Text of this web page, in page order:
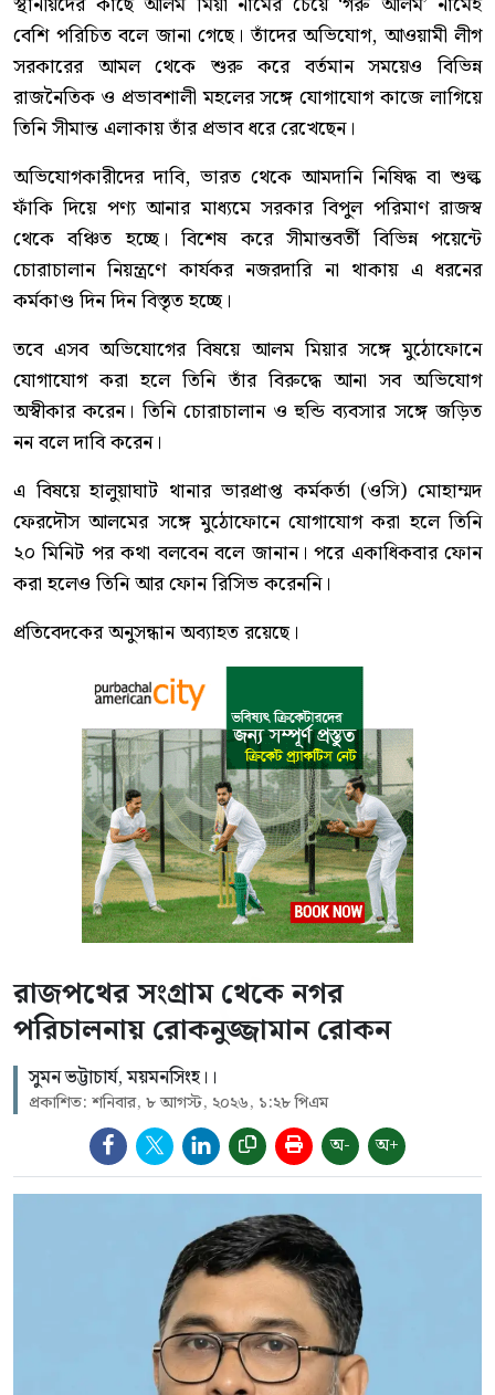
বেশি পরিচিত বলে জানা গেছে। তাঁদের অভিযোগ, আওয়ামী লীগ
সরকারের আমল থেকে শুরু করে বর্তমান সময়েও বিভিন্ন
রাজনৈতিক ও প্রভাবশালী মহলের সঙ্গে যোগাযোগ কাজে লাগিয়ে
তিনি সীমান্ত এলাকায় তাঁর প্রভাব ধরে রেখেছেন।
অভিযোগকারীদের দাবি, ভারত থেকে আমদানি নিষিদ্ধ বা শুল্ক
ফাঁকি দিয়ে পণ্য আনার মাধ্যমে সরকার বিপুল পরিমাণ রাজস্ব
থেকে বঞ্চিত হচ্ছে। বিশেষ করে সীমান্তবর্তী বিভিন্ন পয়েন্টে
চোরাচালান নিয়ন্ত্রণে কার্যকর নজরদারি না থাকায় এ ধরনের
কর্মকাণ্ড দিন দিন বিস্তৃত হচ্ছে।
তবে এসব অভিযোগের বিষয়ে আলম মিয়ার সঙ্গে মুঠোফোনে
যোগাযোগ করা হলে তিনি তাঁর বিরুদ্ধে আনা সব অভিযোগ
অস্বীকার করেন। তিনি চোরাচালান ও হুন্ডি ব্যবসার সঙ্গে জড়িত
নন বলে দাবি করেন।
এ বিষয়ে হালুয়াঘাট থানার ভারপ্রাপ্ত কর্মকর্তা (ওসি) মোহাম্মদ
ফেরদৌস আলমের সঙ্গে মুঠোফোনে যোগাযোগ করা হলে তিনি
২০ মিনিট পর কথা বলবেন বলে জানান। পরে একাধিকবার ফোন
করা হলেও তিনি আর ফোন রিসিভ করেননি।
প্রতিবেদকের অনুসন্ধান অব্যাহত রয়েছে।
রাজপথের সংগ্রাম থেকে নগর
পরিচালনায় রোকনুজ্জামান রোকন
সুমন ভট্টাচার্য, ময়মনসিংহ।।
প্রকাশিত: শনিবার, ৮ আগস্ট, ২০২৬, ১:২৮ পিএম
অ- অ+